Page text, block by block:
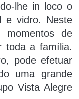
lhe in loco o
e vidro. Neste
momentos de
toda a família.
pode efetuar
uma grande
Vista Alegre